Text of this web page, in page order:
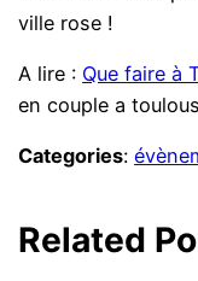
ville rose !
A lire : Que faire à
en couple a
Categories:
Related